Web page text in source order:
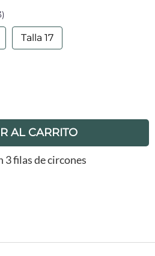
Talla 17
AL CARRITO
3 filas de circones